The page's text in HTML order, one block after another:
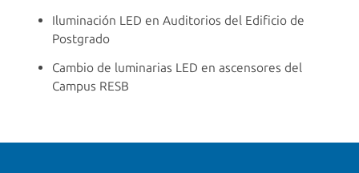
Iluminación LED en Auditorios del Edificio de
Postgrado
Cambio de luminarias LED en ascensores del
Campus RESB